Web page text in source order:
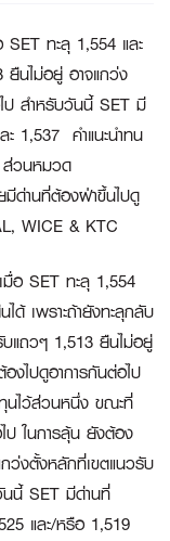
SET ทะลุ 1,554 และ
ยืนไม่อยู่ อาจแกว่ง
ป สำหรับวันนี้ SET มี
1,537 คำแนะนำทน
ส่วนหมวด
ด่านที่ต้องฝ่าขึ้นไปดู
WICE & KTC
อ SET ทะลุ 1,554
ด้ เพราะถ้ายังทะลุกลับ
บแถวๆ 1,513 ยืนไม่อยู่
ไปดูอาการกันต่อไป
นไว้ส่วนหนึ่ง ขณะที่
ป ในการลุ้น ยังต้อง
กว่งตั้งหลักที่เขตแนวรับ
นี้ SET มีด่านที่
และ/หรือ 1,519